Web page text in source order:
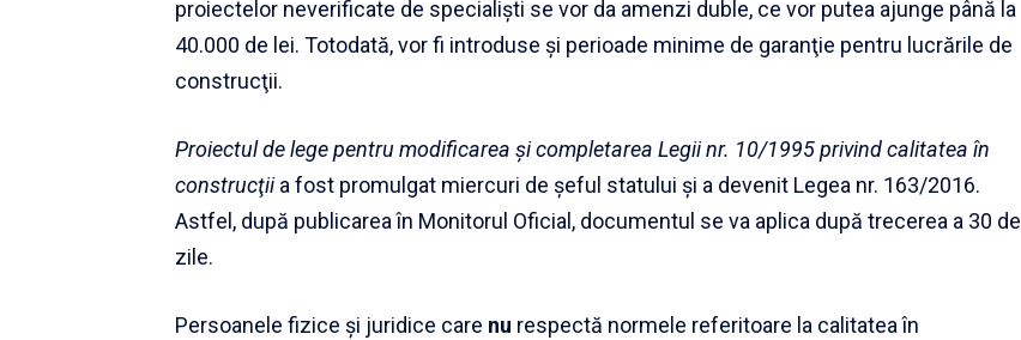
proiectelor neverificate de specialişti se vor da amenzi duble, ce vor putea ajunge până la
40.000 de lei. Totodată, vor fi introduse şi perioade minime de garanţie pentru lucrările de
construcţii.
Proiectul de lege pentru modificarea şi completarea Legii nr. 10/1995 privind calitatea în
construcţiia fost promulgat miercuri de șeful statului și a devenit Legea nr. 163/2016.
Astfel, după publicarea în Monitorul Oficial, documentul se va aplica după trecerea a 30 de
zile.
Persoanele fizice şi juridice care nu respectă normele referitoare la calitatea în